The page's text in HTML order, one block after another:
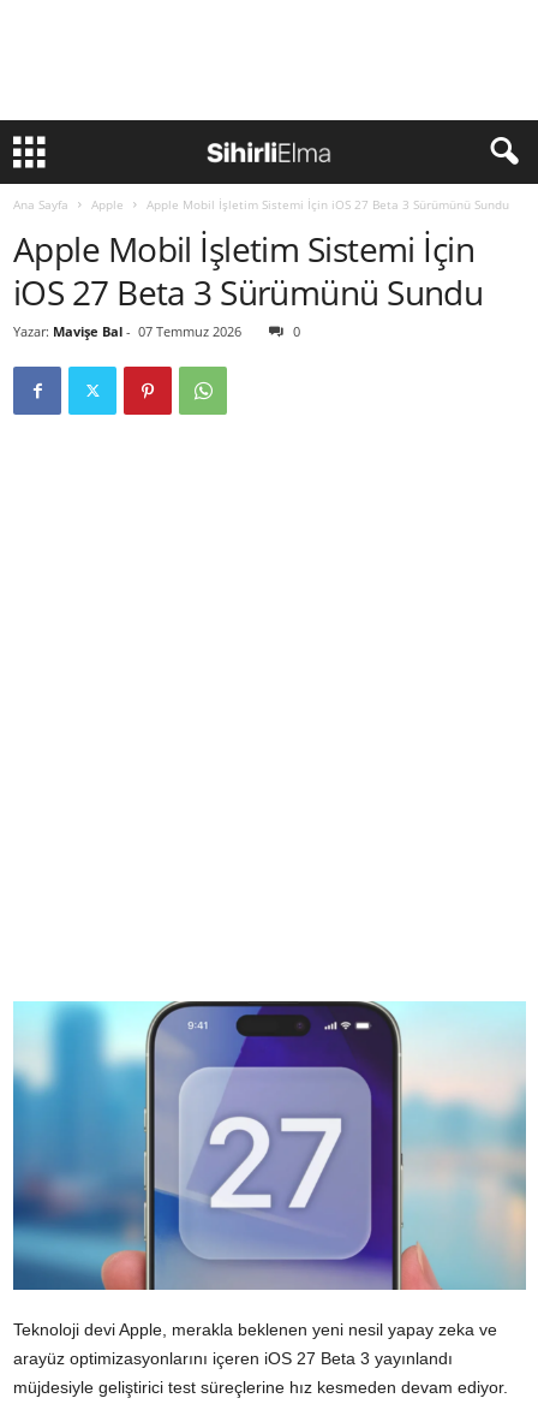
Ana Sayfa Apple Apple Mobil İşletim Sistemi İçin iOS 27 Beta 3 Sürümünü Sundu
Apple Mobil İşletim Sistemi İçin
iOS 27 Beta 3 Sürümünü Sundu
Yazar: Mavişe Bal - 07 Temmuz 2026 0
Teknoloji devi Apple, merakla beklenen yeni nesil yapay zeka ve
arayüz optimizasyonlarını içeren iOS 27 Beta 3 yayınlandı
müjdesiyle geliştirici test süreçlerine hız kesmeden devam ediyor.